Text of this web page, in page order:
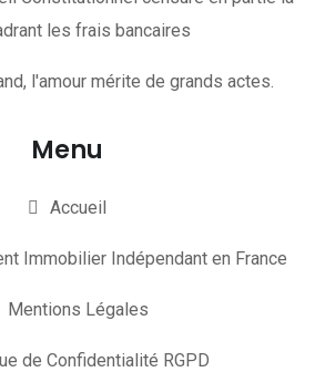
les frais bancaires
l'amour mérite de grands actes.
Menu
Accueil
Immobilier Indépendant en France
Mentions Légales
de Confidentialité RGPD